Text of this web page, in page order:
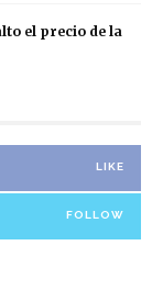
el precio de la
LIKE
FOLLOW